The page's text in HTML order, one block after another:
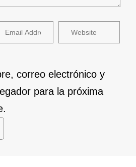
correo electrónico y
para la próxima